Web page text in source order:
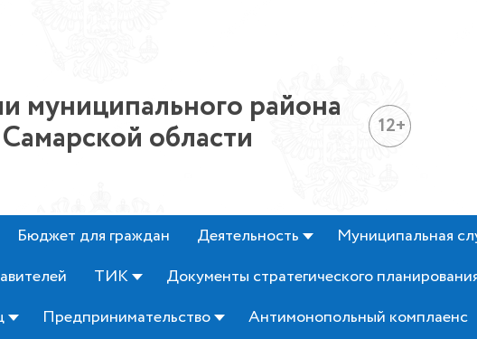
муниципального района
области 12+
Бюджет для граждан Деятельность Муниципальная
ТИК
Документы стратегического
Предпринимательство Антимонопольный комплаенс